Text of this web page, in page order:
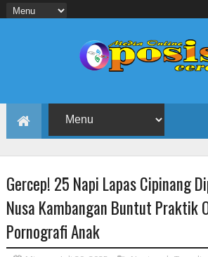
Gercep! 25 Napi Lapas Cipinang
Nusa Kambangan Buntut Praktik
Pornografi Anak